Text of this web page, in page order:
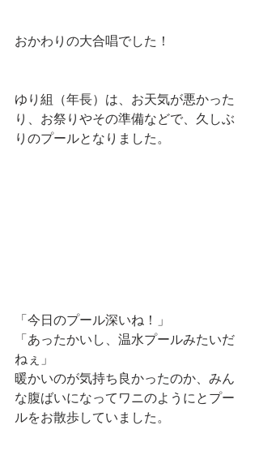
おかわりの大合唱でした！
ゆり組（年長）は、お天気が悪かった
り、お祭りやその準備などで、久しぶ
りのプールとなりました。
「今日のプール深いね！」
「あったかいし、温水プールみたいだ
ねぇ」
暖かいのが気持ち良かったのか、みん
な腹ばいになってワニのようにとプー
ルをお散歩していました。